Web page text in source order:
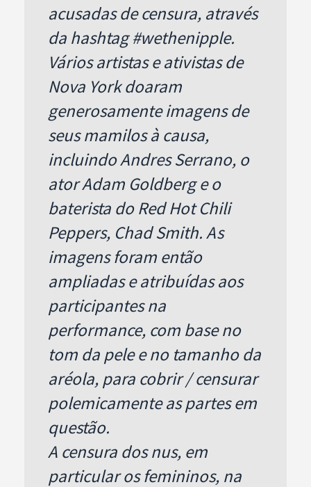
acusadas de censura, através
da hashtag #wethenipple.
Vários artistas e ativistas de
Nova York doaram
generosamente imagens de
seus mamilos à causa,
incluindo Andres Serrano, o
ator Adam Goldberg e o
baterista do Red Hot Chili
Peppers, Chad Smith. As
imagens foram então
ampliadas e atribuídas aos
participantes na
performance, com base no
tom da pele e no tamanho da
aréola, para cobrir / censurar
polemicamente as partes em
questão.
A censura dos nus, em
particular os femininos, na